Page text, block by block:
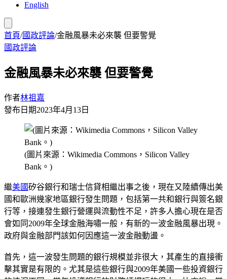
English
首頁/國政評論/金融風暴未必來襲 但要警覺
國政評論
金融風暴未必來襲 但要警覺
作者林祖嘉
發布日期2023年4月13日
(圖片來源：Wikimedia Commons，Silicon Valley
Bank。)
繼美國矽谷銀行和瑞士信貸相繼出事之後，現在又陸續傳出美
國和歐洲幾家地區銀行發生問題，包括第一共和銀行與簽名銀
行等，接連發生銀行營運與流動性不足，許多人擔心現在是否
會如同2009年全球金融海嘯一般，有新的一波金融風暴出現。
政府與金融部門該如何因應這一波金融動盪。
首先，這一波發生問題的銀行規模並非很大，其產生的直接衝
擊其實是有限的。尤其是這些銀行與2009年美國一些投資銀行